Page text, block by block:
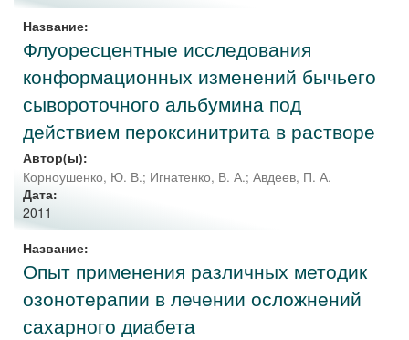
Название:
Флуоресцентные исследования
конформационных изменений бычьего
сывороточного альбумина под
действием пероксинитрита в растворе
Автор(ы):
Корноушенко, Ю. В.; Игнатенко, В. А.; Авдеев, П. А.
Дата:
2011
Название:
Опыт применения различных методик
озонотерапии в лечении осложнений
сахарного диабета